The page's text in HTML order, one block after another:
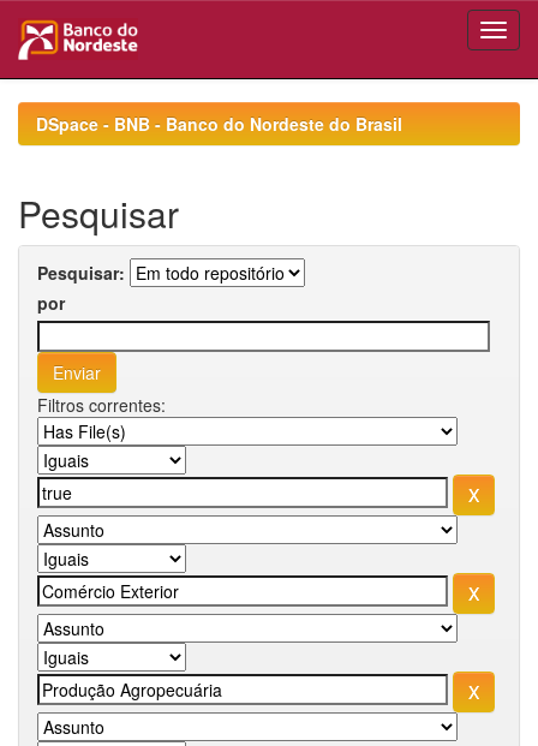
navigationDSpace - BNB - Banco do Nordeste do Brasil
Pesquisar
Pesquisar:
por
Filtros correntes: